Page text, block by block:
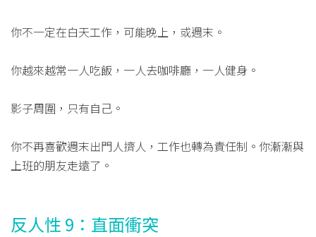
你不一定在白天工作，可能晚上，或週末。
你越來越常一人吃飯，一人去咖啡廳，一人健身。
影子周圍，只有自己。
你不再喜歡週末出門人擠人，工作也轉為責任制。你漸漸與
上班的朋友走遠了。
反人性 9：直面衝突